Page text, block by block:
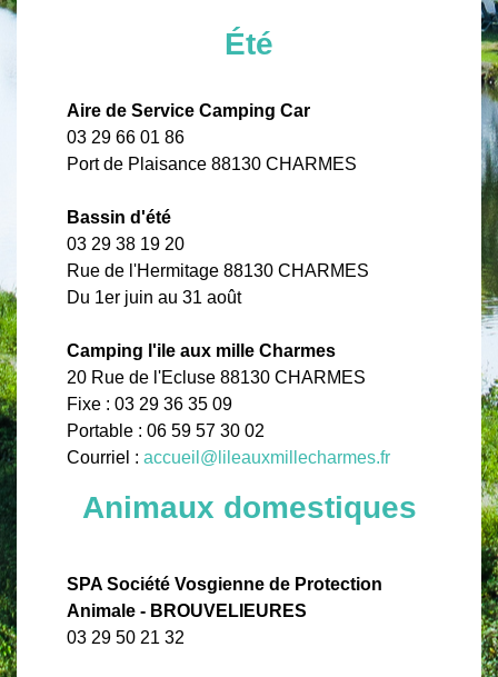
Été
Aire de Service Camping Car
03 29 66 01 86
Port de Plaisance 88130 CHARMES
Bassin d'été
03 29 38 19 20
Rue de l'Hermitage 88130 CHARMES
Du 1er juin au 31 août
Camping l'ile aux mille Charmes
20 Rue de l'Ecluse 88130 CHARMES
Fixe : 03 29 36 35 09
Portable : 06 59 57 30 02
Courriel : accueil@lileauxmillecharmes.fr
Animaux domestiques
SPA Société Vosgienne de Protection
Animale - BROUVELIEURES
03 29 50 21 32